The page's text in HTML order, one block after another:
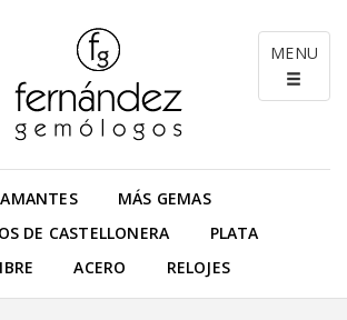
MENU
MÁS GEMAS
DE CASTELLONERA
PLATA
ACERO RELOJES